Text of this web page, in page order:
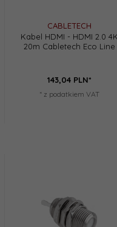
CABLETECH
Kabel HDMI - HDMI 2.0 4K
20m Cabletech Eco Line
143,04 PLN*
* z podatkiem VAT